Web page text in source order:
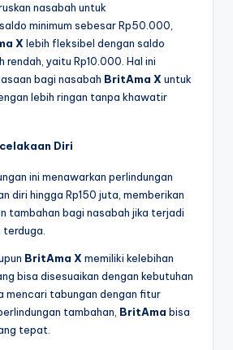
nasabah untuk
minimum sebesar Rp50.000,
X lebih fleksibel dengan saldo
rendah, yaitu Rp10.000. Hal ini
bagi nasabah BritAma X untuk
lebih ringan tanpa khawatir
Diri
ini menawarkan perlindungan
diri hingga Rp150 juta, memberikan
tambahan bagi nasabah jika terjadi
BritAma X memiliki kelebihan
bisa disesuaikan dengan kebutuhan
mencari tabungan dengan fitur
tambahan, BritAma bisa
tepat.